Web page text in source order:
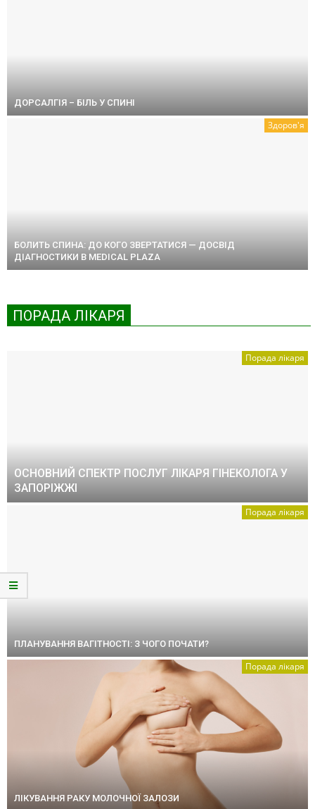
ДОРСАЛГІЯ – БІЛЬ У СПИНІ
Здоров'я
БОЛИТЬ СПИНА: ДО КОГО ЗВЕРТАТИСЯ — ДОСВІД
ДІАГНОСТИКИ В MEDICAL PLAZA
ПОРАДА ЛІКАРЯ
Порада лікаря
ОСНОВНИЙ СПЕКТР ПОСЛУГ ЛІКАРЯ ГІНЕКОЛОГА У
ЗАПОРІЖЖІ
Порада лікаря
ПЛАНУВАННЯ ВАГІТНОСТІ: З ЧОГО ПОЧАТИ?
Порада лікаря
ЛІКУВАННЯ РАКУ МОЛОЧНОЇ ЗАЛОЗИ